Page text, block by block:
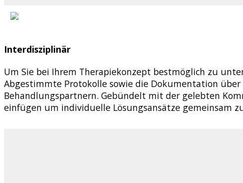
Interdisziplinär
Um Sie bei Ihrem Therapiekonzept bestmöglich zu
Abgestimmte Protokolle sowie die Dokumentation über
Behandlungspartnern. Gebündelt mit der gelebten
einfügen um individuelle Lösungsansätze gemeinsam